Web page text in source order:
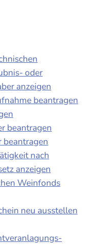
oder
anzeigen
beantragen
beantragen
nach
anzeigen
Weinfonds
neu ausstellen